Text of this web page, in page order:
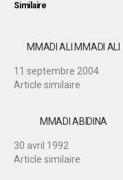
Similaire
MMADI ALI MMADI ALI
11 septembre 2004
Article similaire
MMADI ABIDINA
30 avril 1992
Article similaire